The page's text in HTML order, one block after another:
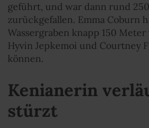
geführt, und war dann rund
zurückgefallen. Emma Coburn
Wassergraben knapp 150
Hyvin Jepkemoi und Courtney
können.
Kenianerin
stürzt